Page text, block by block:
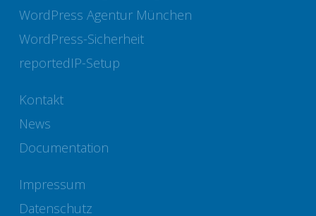
WordPress Agentur München
WordPress-Sicherheit
reportedIP-Setup
Kontakt
News
Documentation
Impressum
Datenschutz